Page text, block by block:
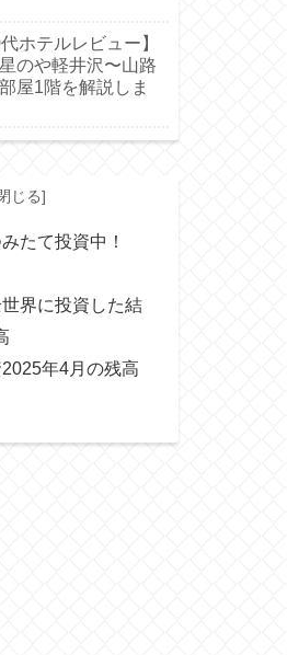
代ホテルレビュー】
のや軽井沢〜山路
屋1階を解説しま
たて投資中！
界に投資した結
年4月の残高